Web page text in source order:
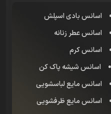
اسانس بادی اسپلش
اسانس عطر زنانه
اسانس کرم
اسانس شیشه پاک کن
اسانس مایع لباسشویی
اسانس مایع ظرفشویی